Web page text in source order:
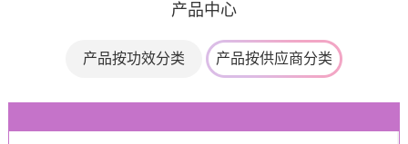
产品中心
产品按功效分类 产品按供应商分类